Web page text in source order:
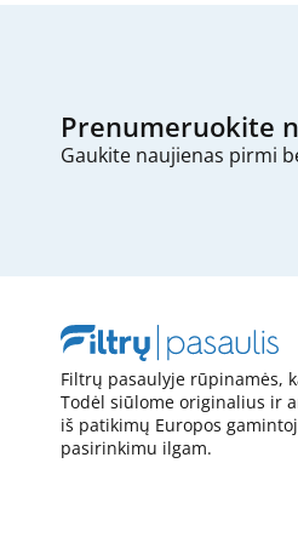
Prenumeruokite
Gaukite naujienas pirmi
Filtrų pasaulyje rūpinamės,
Todėl siūlome originalius ir
iš patikimų Europos
pasirinkimu ilgam.